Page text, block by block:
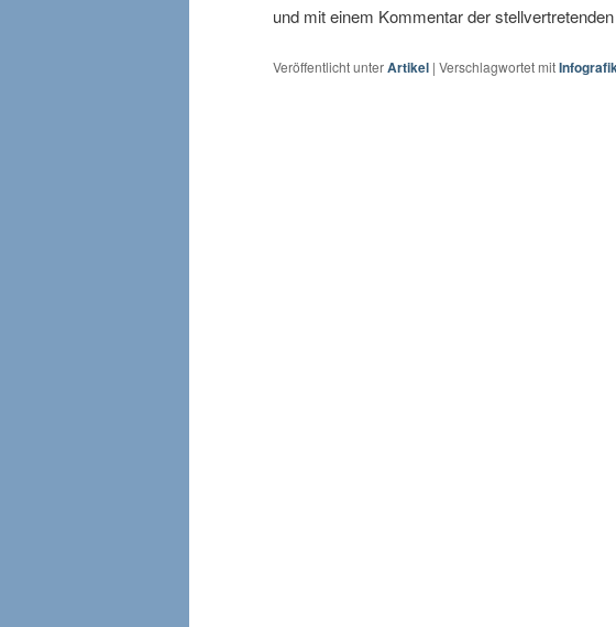
und mit einem Kommentar der
Veröffentlicht unterArtikel | Verschlagwortet mit